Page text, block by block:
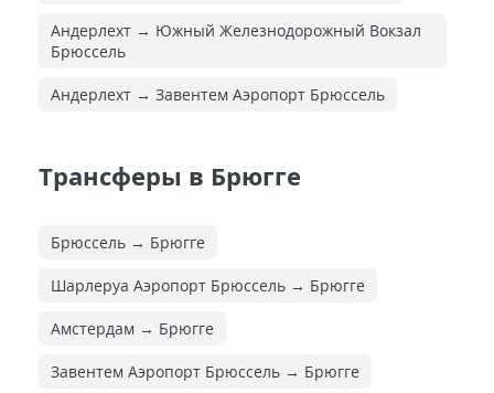
Андерлехт → Южный Железнодорожный Вокзал
Брюссель
Андерлехт → Завентем Аэропорт Брюссель
Трансферы в Брюгге
Брюссель → Брюгге
Шарлеруа Аэропорт Брюссель → Брюгге
Амстердам → Брюгге
Завентем Аэропорт Брюссель → Брюгге